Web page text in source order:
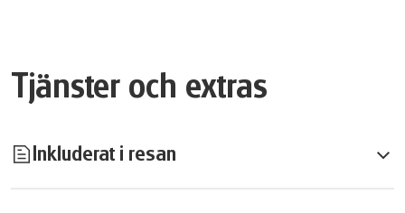
Tjänster och extras
Inkluderat i resan